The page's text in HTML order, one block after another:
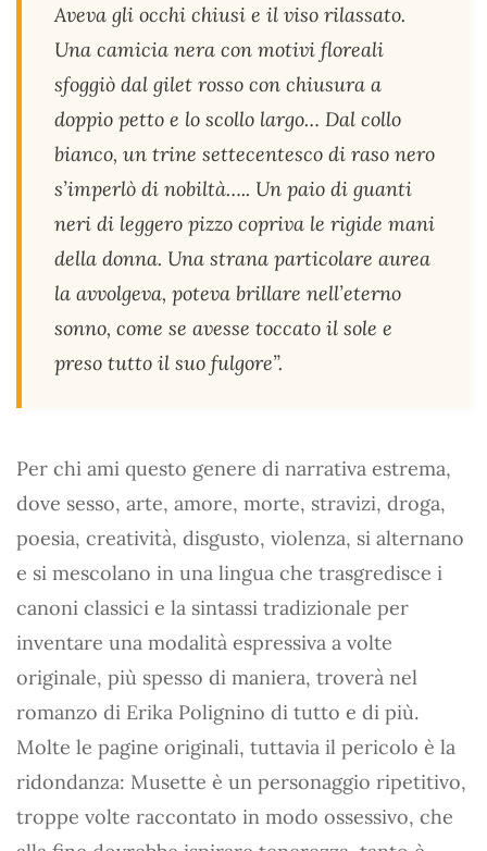
Aveva gli occhi chiusi e il viso rilassato.
Una camicia nera con motivi floreali
sfoggiò dal gilet rosso con chiusura a
doppio petto e lo scollo largo… Dal collo
bianco, un trine settecentesco di raso nero
s’imperlò di nobiltà….. Un paio di guanti
neri di leggero pizzo copriva le rigide mani
della donna. Una strana particolare aurea
la avvolgeva, poteva brillare nell’eterno
sonno, come se avesse toccato il sole e
preso tutto il suo fulgore”.
Per chi ami questo genere di narrativa estrema,
dove sesso, arte, amore, morte, stravizi, droga,
poesia, creatività, disgusto, violenza, si alternano
e si mescolano in una lingua che trasgredisce i
canoni classici e la sintassi tradizionale per
inventare una modalità espressiva a volte
originale, più spesso di maniera, troverà nel
romanzo di Erika Polignino di tutto e di più.
Molte le pagine originali, tuttavia il pericolo è la
ridondanza: Musette è un personaggio ripetitivo,
troppe volte raccontato in modo ossessivo, che